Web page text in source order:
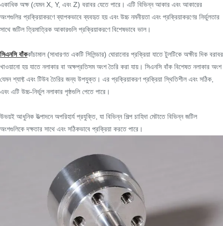
একাধিক অক্ষ (যেমন X, Y, এবং Z) বরাবর যেতে পারে। এটি বিভিন্ন আকার এবং আকারের
অংশগুলির প্রক্রিয়াকরণে ব্যাপকভাবে ব্যবহৃত হয় এবং উচ্চ নমনীয়তা এবং প্রক্রিয়াকরণের নির্ভুলতার
সাথে জটিল ত্রিমাত্রিক আকারগুলি প্রক্রিয়াকরণে বিশেষভাবে ভাল।
সিএনসি বাঁককাঁচামাল (সাধারণত একটি সিলিন্ডার) ঘোরানোর প্রক্রিয়া যাতে টুলটিকে অক্ষীয় দিক বরাবর
খাওয়ানো হয় যাতে নলাকার বা অক্ষপ্রতিসম অংশ তৈরি করা যায়। সিএনসি বাঁক বিশেষত নলাকার অংশ
যেমন শ্যাফ্ট এবং টিউব তৈরির জন্য উপযুক্ত। এর প্রক্রিয়াকরণ প্রক্রিয়া স্থিতিশীল এবং সঠিক,
এবং এটি উচ্চ-নির্ভুল নলাকার পৃষ্ঠগুলি পেতে পারে।
উভয়ই আধুনিক উত্পাদনে অপরিহার্য প্রযুক্তি, যা বিভিন্ন শিল্প চাহিদা মেটাতে বিভিন্ন জটিল
অংশগুলিকে দক্ষতার সাথে এবং সঠিকভাবে প্রক্রিয়া করতে পারে।